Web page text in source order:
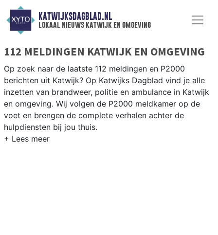
KATWIJKSDAGBLAD.NL
lokaal nieuws katwijk en omgeving
112 MELDINGEN KATWIJK EN OMGEVING
Op zoek naar de laatste 112 meldingen en P2000
berichten uit Katwijk? Op Katwijks Dagblad vind je alle
inzetten van brandweer, politie en ambulance in Katwijk
en omgeving. Wij volgen de P2000 meldkamer op de
voet en brengen de complete verhalen achter de
hulpdiensten bij jou thuis.